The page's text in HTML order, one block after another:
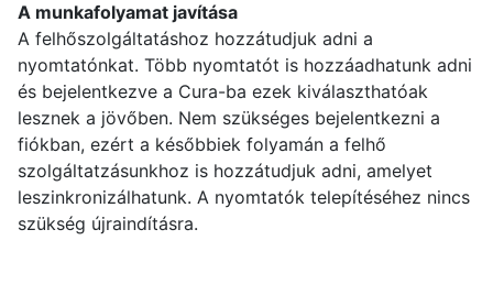
A munkafolyamat javítása
A felhőszolgáltatáshoz hozzátudjuk adni a
nyomtatónkat. Több nyomtatót is hozzáadhatunk adni
és bejelentkezve a Cura-ba ezek kiválaszthatóak
lesznek a jövőben. Nem szükséges bejelentkezni a
fiókban, ezért a későbbiek folyamán a felhő
szolgáltatzásunkhoz is hozzátudjuk adni, amelyet
leszinkronizálhatunk. A nyomtatók telepítéséhez nincs
szükség újraindításra.